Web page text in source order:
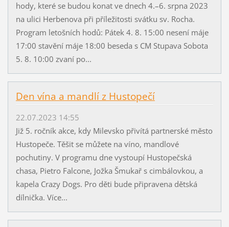
hody, které se budou konat ve dnech 4.–6. srpna 2023
na ulici Herbenova při příležitosti svátku sv. Rocha.
Program letošních hodů: Pátek 4. 8. 15:00 nesení máje
17:00 stavění máje 18:00 beseda s CM Stupava Sobota
5. 8. 10:00 zvaní po...
Den vína a mandlí z Hustopečí
22.07.2023 14:55
Již 5. ročník akce, kdy Milevsko přivítá partnerské město
Hustopeče. Těšit se můžete na víno, mandlové
pochutiny. V programu dne vystoupí Hustopečská
chasa, Pietro Falcone, Jožka Šmukař s cimbálovkou, a
kapela Crazy Dogs. Pro děti bude připravena dětská
dílnička. Více...